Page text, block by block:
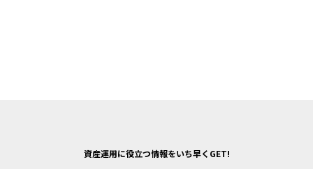
資産運用に役立つ情報をいち早くGET!